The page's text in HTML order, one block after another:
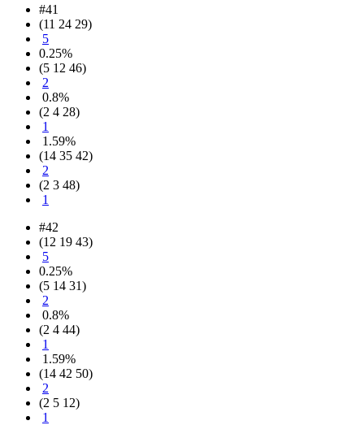
#41
(11 24 29)
5
0.25%
(5 12 46)
2
0.8%
(2 4 28)
1
1.59%
(14 35 42)
2
(2 3 48)
1
#42
(12 19 43)
5
0.25%
(5 14 31)
2
0.8%
(2 4 44)
1
1.59%
(14 42 50)
2
(2 5 12)
1